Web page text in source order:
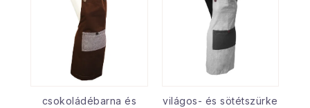
csokoládébarna és
világos- és sötétszürke